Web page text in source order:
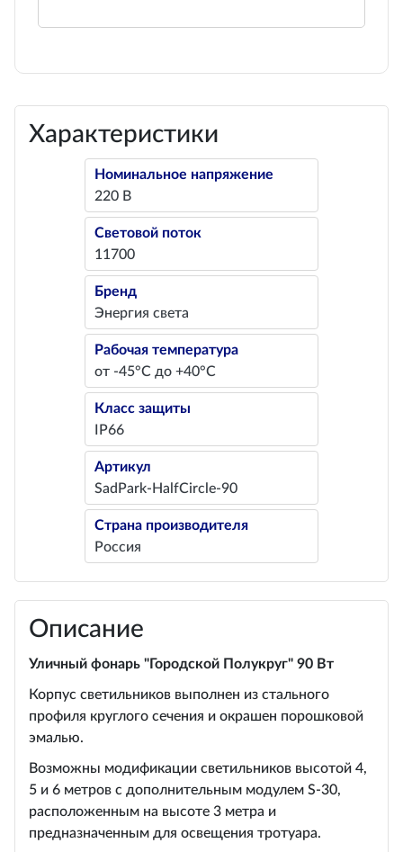
Характеристики
Номинальное напряжение
220 В
Световой поток
11700
Бренд
Энергия света
Рабочая температура
от -45°С до +40°С
Класс защиты
IP66
Артикул
SadPark-HalfCircle-90
Страна производителя
Россия
Описание
Уличный фонарь "Городской Полукруг" 90 Вт
Корпус светильников выполнен из стального
профиля круглого сечения и окрашен порошковой
эмалью.
Возможны модификации светильников высотой 4,
5 и 6 метров с дополнительным модулем S-30,
расположенным на высоте 3 метра и
предназначенным для освещения тротуара.